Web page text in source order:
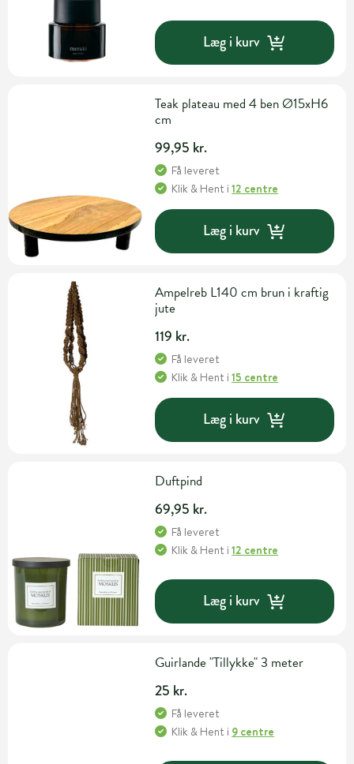
Læg i kurv
Teak plateau med 4 ben Ø15xH6
cm
99,95 kr.
Få leveret
Klik & Hent i12 centre
Læg i kurv
Ampelreb L140 cm brun i kraftig
jute
119 kr.
Få leveret
Klik & Hent i15 centre
Læg i kurv
Duftpind
69,95 kr.
Få leveret
Klik & Hent i12 centre
Læg i kurv
Guirlande "Tillykke" 3 meter
25 kr.
Få leveret
Klik & Hent i 9 centre